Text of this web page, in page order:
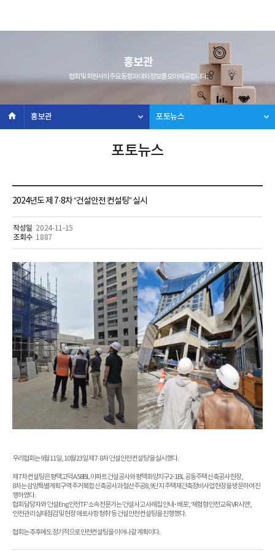
홍보관
협회 및 회원사의 주요 동향과 대외 정보를 모아 제공합니다.
홍보관 포토뉴스
포토뉴스
2024년도 제 7·8차 “건설안전 컨설팅” 실시
작성일 2024-11-15
조회수 1887
우리협회는 9월 11일, 10월 23일 제 7·8차 ‘건설안전 컨설팅’을 실시했다.
제 7차 컨설팅은 평택고덕 A58BL 아파트 건설공사와 평택화양지구 2-1BL 공동주택 신축공사 현장,
8차는 삼양특별계획구역 주거복합 신축공사과 철산주공8,9단지 주택재건축정비사업 현장을 방문하여 진
행하였다.
협회 담당자와 ‘건설Eng 안전TF’ 소속 전문가는 ‘건설사고 사례집 안내･배포’, ‘체험형 안전교육 VR 시연’,
‘안전관리 실태점검 및 현장 애로사항 청취’ 등 건설안전 컨설팅을 진행했다.
협회는 추후에도 정기적으로 안전컨설팅을 이어나갈 계획이다.